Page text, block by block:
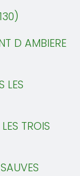
D AMBIERE
LES
TROIS